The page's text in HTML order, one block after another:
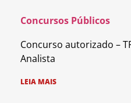
Concursos Públicos
Concurso autorizado –
Analista
LEIA MAIS